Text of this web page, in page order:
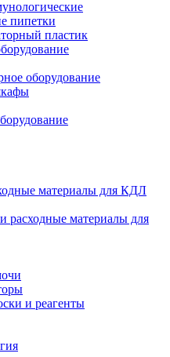
пипетки
пластик
оборудование
материалы для КДЛ
расходные материалы для
и реагенты